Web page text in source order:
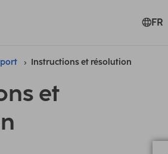
FR
Instructions et résolution
et